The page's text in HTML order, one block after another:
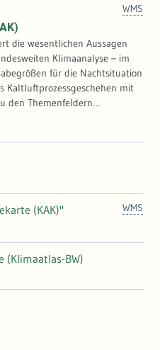
WMS
die wesentlichen Aussagen
Klimaanalyse – im
für die Nachtsituation
Kaltluftprozessgeschehen mit
den Themenfeldern
und Kaltluftfluss.
WMS
(KAK)"
(Klimaatlas-BW)